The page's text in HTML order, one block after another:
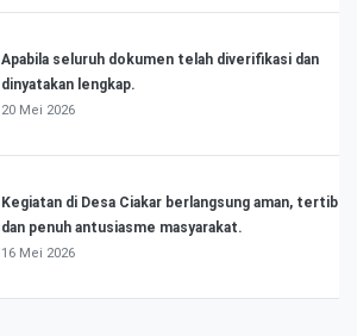
Apabila seluruh dokumen telah diverifikasi dan
dinyatakan lengkap.
20 Mei 2026
Kegiatan di Desa Ciakar berlangsung aman, tertib
dan penuh antusiasme masyarakat.
16 Mei 2026